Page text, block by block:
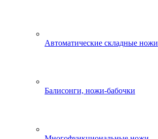
Автоматические складные ножи
Балисонги, ножи-бабочки